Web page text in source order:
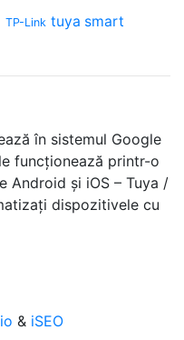
TP-Link tuya smart
în sistemul Google
funcționează printr-o
Android și iOS – Tuya /
dispozitivele cu
& iSEO